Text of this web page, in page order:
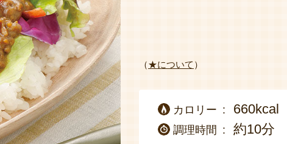
（★について ）
カロリー 660kcal
調理時間 約10分